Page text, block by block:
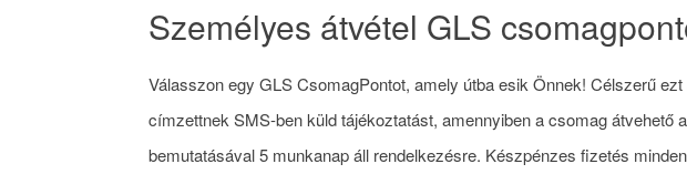
Személyes átvétel GLS
Válasszon egy GLS CsomagPontot, amely útba esik Önnek! Célszerű
címzettnek SMS-ben küld tájékoztatást, amennyiben a csomag
bemutatásával 5 munkanap áll rendelkezésre. Készpénzes fizetés